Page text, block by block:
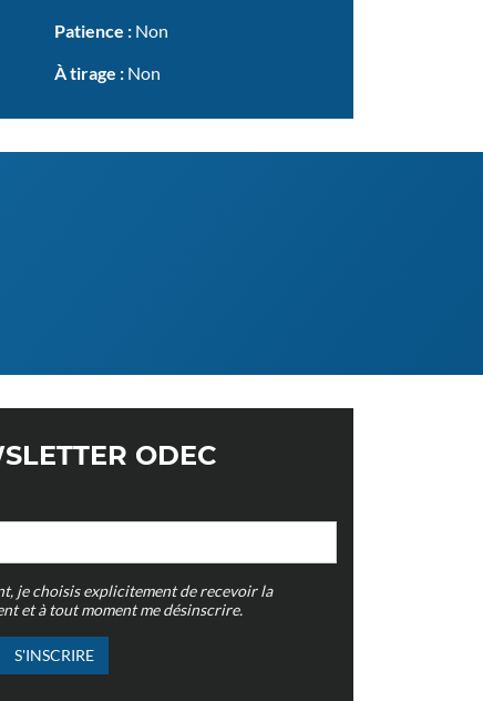
Patience : Non
À tirage : Non
pour un intérieur
ODEC
je choisis explicitement de recevoir la
et à tout moment me désinscrire.
S'INSCRIRE